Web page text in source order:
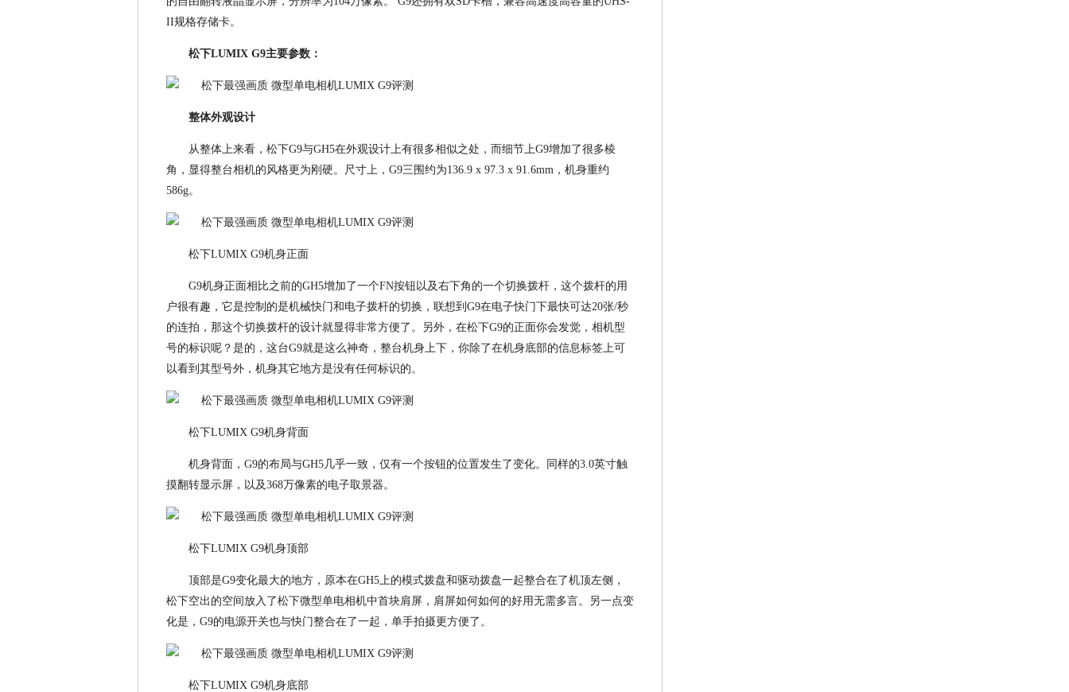
II规格存储卡。
松下LUMIX G9主要参数：
整体外观设计
从整体上来看，松下G9与GH5在外观设计上有很多相似之处，而细节上G9增加了很多棱
角，显得整台相机的风格更为刚硬。尺寸上，G9三围约为136.9 x 97.3 x 91.6mm，机身重约
586g。
松下LUMIX G9机身正面
G9机身正面相比之前的GH5增加了一个FN按钮以及右下角的一个切换拨杆，这个拨杆的用
户很有趣，它是控制的是机械快门和电子拨杆的切换，联想到G9在电子快门下最快可达20张/秒
的连拍，那这个切换拨杆的设计就显得非常方便了。另外，在松下G9的正面你会发觉，相机型
号的标识呢？是的，这台G9就是这么神奇，整台机身上下，你除了在机身底部的信息标签上可
以看到其型号外，机身其它地方是没有任何标识的。
松下LUMIX G9机身背面
机身背面，G9的布局与GH5几乎一致，仅有一个按钮的位置发生了变化。同样的3.0英寸触
摸翻转显示屏，以及368万像素的电子取景器。
松下LUMIX G9机身顶部
顶部是G9变化最大的地方，原本在GH5上的模式拨盘和驱动拨盘一起整合在了机顶左侧，
松下空出的空间放入了松下微型单电相机中首块肩屏，肩屏如何如何的好用无需多言。另一点变
化是，G9的电源开关也与快门整合在了一起，单手拍摄更方便了。
松下LUMIX G9机身底部